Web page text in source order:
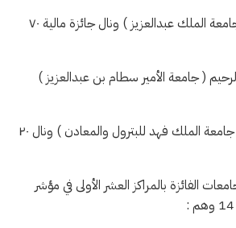
١- ماجد موسى فلاتة ( جامعة الملك عبدالعزيز ) ونال جائزة مالية ٧٠
( جامعة الأمير سطام بن عبدالعزيز )
٣- عمر حسن شبيب ( جامعة الملك فهد للبترول والمعادن ) ونال ٢٠
الفائزة بالمراكز العشر الأولى في مؤشر